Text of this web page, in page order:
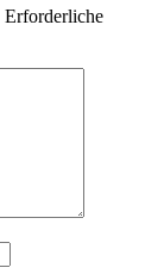
Erforderliche